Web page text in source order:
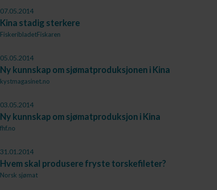
07.05.2014
Kina stadig sterkere
FiskeribladetFiskaren
05.05.2014
Ny kunnskap om sjømatproduksjonen i Kina
kystmagasinet.no
03.05.2014
Ny kunnskap om sjømatproduksjon i Kina
fhf.no
31.01.2014
Hvem skal produsere fryste torskefileter?
Norsk sjømat